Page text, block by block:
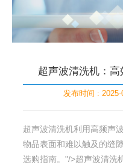
超声波清洗机：
发布时间 : 2025-
超声波清洗机利用高频声
物品表面和难以触及的缝
选购指南。"/>超声波清洗